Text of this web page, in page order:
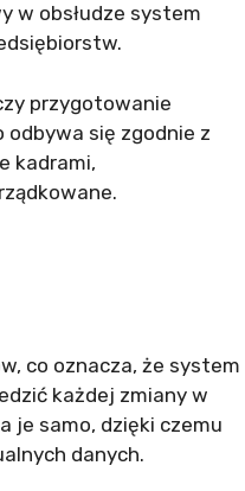
w obsłudze system
przygotowanie
się zgodnie z
kadrami,
co oznacza, że system
każdej zmiany w
je samo, dzięki czemu
danych.